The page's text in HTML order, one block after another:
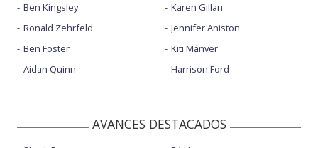
Ben Kingsley
Ronald Zehrfeld
Ben Foster
Aidan Quinn
Karen Gillan
Jennifer Aniston
Kiti Mánver
Harrison Ford
AVANCES DESTACADOS